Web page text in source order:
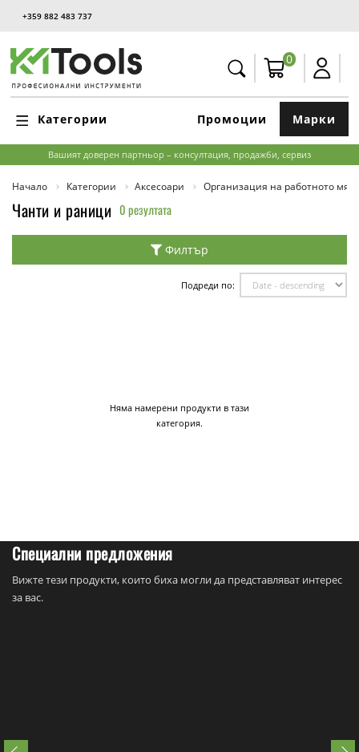
+359 882 483 737
0
Категории Марки
Промоции
Вашият доверен партньор – консултация, продажби, сервиз
Начало Категории Аксесоари Организация на работното
Чанти и раници 0 резултата
Филтър
Подреди по:
Няма намерени продукти в тази
категория.
Специални предложения
Вижте тези продукти, които биха могли да представляват интерес
за вас.